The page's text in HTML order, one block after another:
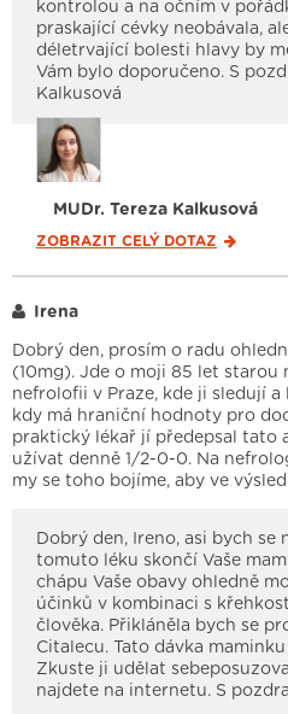
kontrolou a na očním v
praskající cévky neobávala,
déletrvající bolesti hlavy by
Vám bylo doporučeno. S
Kalkusová
MUDr. Tereza Kalkusová
ZOBRAZIT CELÝ DOTAZ
Irena
Dobrý den, prosím o radu
(10mg). Jde o moji 85 let starou
nefrolofii v Praze, kde ji sledují a
kdy má hraniční hodnoty pro
praktický lékař jí předepsal tato
užívat denně 1/2-0-0. Na
my se toho bojíme, aby ve
Dobrý den, Ireno, asi bych se
tomuto léku skončí Vaše
chápu Vaše obavy ohledně
účinků v kombinaci s
člověka. Přikláněla bych se
Citalecu. Tato dávka
Zkuste ji udělat
najdete na internetu. S